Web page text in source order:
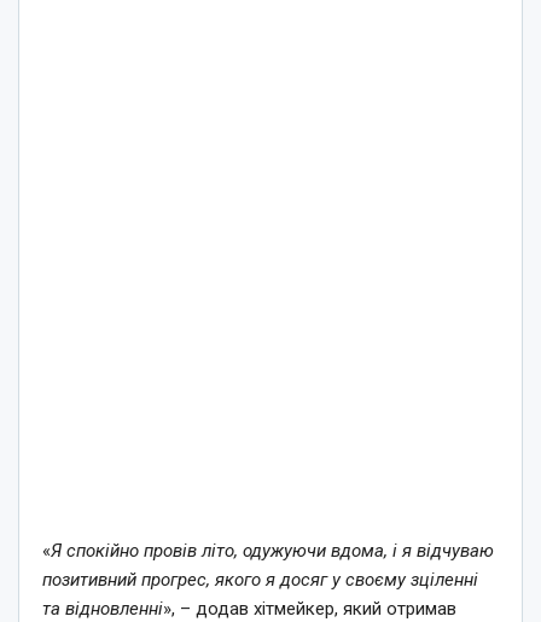
«Я спокійно провів літо, одужуючи вдома, і я відчуваю
позитивний прогрес, якого я досяг у своєму зціленні
та відновленні», – додав хітмейкер, який отримав